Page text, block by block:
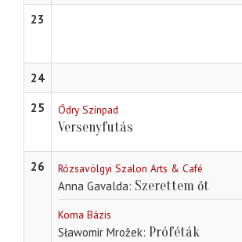
23
24
25
Ódry Színpad
Versenyfutás
26 Rózsavölgyi Szalon Arts & Café
Anna Gavalda Szerettem őt
Koma Bázis
Sławomir Mrožek Próféták